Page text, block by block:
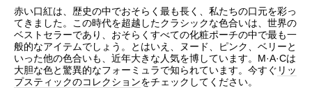
赤い口紅は、歴史の中でおそらく最も長く、私たちの口元を彩っ
てきました。この時代を超越したクラシックな色合いは、世界の
ベストセラーであり、おそらくすべての化粧ポーチの中で最も一
般的なアイテムでしょう。とはいえ、ヌード、ピンク、ベリーと
いった他の色合いも、近年大きな人気を博しています。M·A·Cは
大胆な色と驚異的なフォーミュラで知られています。今すぐ リッ
プスティックのコレクションをチェックしてください。